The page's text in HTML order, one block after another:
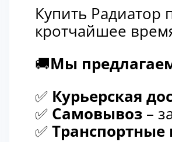
Купить Радиатор
кротчайшее
🚚Мы
✅ Курьерская
✅ Самовывоз –
✅